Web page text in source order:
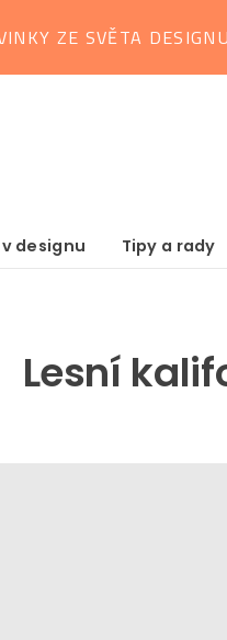
ZE SVĚTA DESIGNU
designu Tipy a rady
Lesní